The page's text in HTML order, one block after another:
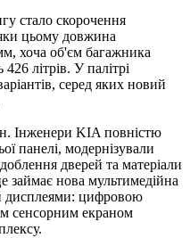
стало скорочення
цьому довжина
хоча об'єм багажника
літрів. У палітрі
серед яких новий
Інженери KIA повністю
панелі, модернізували
дверей та матеріали
займає нова мультимедійна
дисплеями: цифровою
сенсорним екраном